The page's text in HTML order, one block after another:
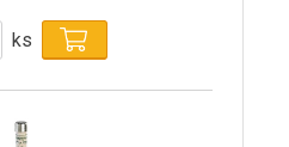
ks